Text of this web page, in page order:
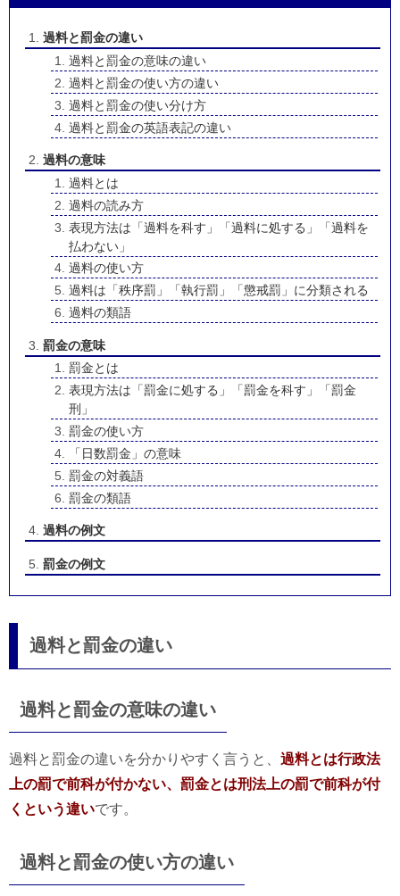
過料と罰金の違い
過料と罰金の意味の違い
過料と罰金の使い方の違い
過料と罰金の使い分け方
過料と罰金の英語表記の違い
過料の意味
過料とは
過料の読み方
表現方法は「過料を科す」「過料に処する」「過料を
払わない」
過料の使い方
過料は「秩序罰」「執行罰」「懲戒罰」に分類される
過料の類語
罰金の意味
罰金とは
表現方法は「罰金に処する」「罰金を科す」「罰金
刑」
罰金の使い方
「日数罰金」の意味
罰金の対義語
罰金の類語
過料の例文
罰金の例文
過料と罰金の違い
過料と罰金の意味の違い
過料と罰金の違いを分かりやすく言うと、 過料とは行政法
上の罰で前科が付かない、罰金とは刑法上の罰で前科が付
くという違いです。
過料と罰金の使い方の違い